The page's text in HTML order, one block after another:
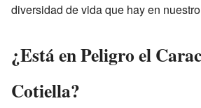
diversidad de vida que hay en
¿Está en Peligro el
Cotiella?